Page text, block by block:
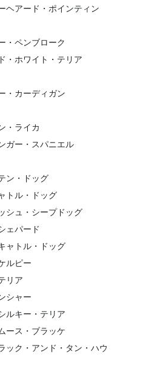
ヘアード・ポインティン
・ペンブローク
・ホワイト・テリア
・カーディガン
・ライカ
ガー・スパニエル
ン・ドッグ
トル・ドッグ
シュ・シープドッグ
ェパード
ャトル・ドッグ
ルピー
リア
シャー
ルキー・テリア
ース・ブラッケ
ック・アンド・タン・ハウ